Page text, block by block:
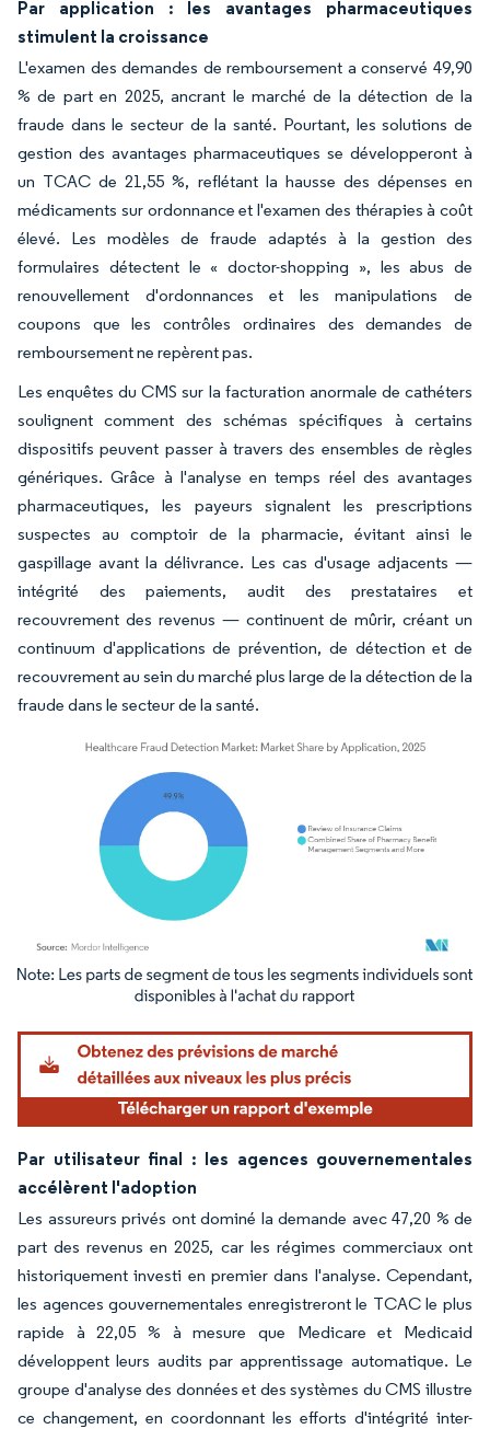
Par application : les avantages pharmaceutiques
stimulent la croissance
L'examen des demandes de remboursement a conservé 49,90
% de part en 2025, ancrant le marché de la détection de la
fraude dans le secteur de la santé. Pourtant, les solutions de
gestion des avantages pharmaceutiques se développeront à
un TCAC de 21,55 %, reflétant la hausse des dépenses en
médicaments sur ordonnance et l'examen des thérapies à coût
élevé. Les modèles de fraude adaptés à la gestion des
formulaires détectent le « doctor-shopping », les abus de
renouvellement d'ordonnances et les manipulations de
coupons que les contrôles ordinaires des demandes de
remboursement ne repèrent pas.
Les enquêtes du CMS sur la facturation anormale de cathéters
soulignent comment des schémas spécifiques à certains
dispositifs peuvent passer à travers des ensembles de règles
génériques. Grâce à l'analyse en temps réel des avantages
pharmaceutiques, les payeurs signalent les prescriptions
suspectes au comptoir de la pharmacie, évitant ainsi le
gaspillage avant la délivrance. Les cas d'usage adjacents —
intégrité des paiements, audit des prestataires et
recouvrement des revenus — continuent de mûrir, créant un
continuum d'applications de prévention, de détection et de
recouvrement au sein du marché plus large de la détection de la
fraude dans le secteur de la santé.
Image © Mordor Intelligence. La réutilisation nécessite une attribution sous CC BY
Par utilisateur final : les agences gouvernementales
accélèrent l'adoption
Les assureurs privés ont dominé la demande avec 47,20 % de
part des revenus en 2025, car les régimes commerciaux ont
historiquement investi en premier dans l'analyse. Cependant,
les agences gouvernementales enregistreront le TCAC le plus
rapide à 22,05 % à mesure que Medicare et Medicaid
développent leurs audits par apprentissage automatique. Le
groupe d'analyse des données et des systèmes du CMS illustre
ce changement, en coordonnant les efforts d'intégrité inter-